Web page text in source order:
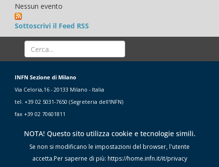
Nessun evento
Sottoscrivi il Feed RSS
INFN Sezione di Milano
Via Celoria,16 - 20133 Milano - Italia
tel. +39 02 5031-7650 (Segreteria dell'INFN)
fax +39 02 70601811
NOTA! Questo sito utilizza cookie e tecnologie simili.
Se non si modificano le impostazioni del browser, l'utente
accetta.Per saperne di più: https://home.infn.it/it/privacy